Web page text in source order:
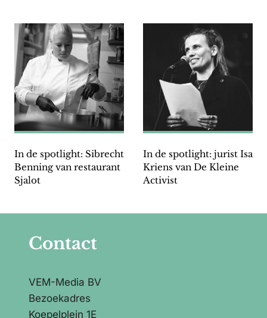
In de spotlight: Sibrecht
Benning van restaurant
Sjalot
In de spotlight: jurist Isa
Kriens van De Kleine
Activist
Contact
VEM-Media BV
Bezoekadres
Koepelplein 1E